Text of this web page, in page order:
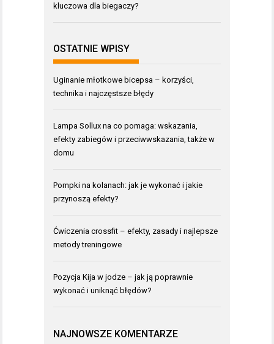
kluczowa dla biegaczy?
OSTATNIE WPISY
Uginanie młotkowe bicepsa – korzyści,
technika i najczęstsze błędy
Lampa Sollux na co pomaga: wskazania,
efekty zabiegów i przeciwwskazania, także w
domu
Pompki na kolanach: jak je wykonać i jakie
przynoszą efekty?
Ćwiczenia crossfit – efekty, zasady i najlepsze
metody treningowe
Pozycja Kija w jodze – jak ją poprawnie
wykonać i uniknąć błędów?
NAJNOWSZE KOMENTARZE